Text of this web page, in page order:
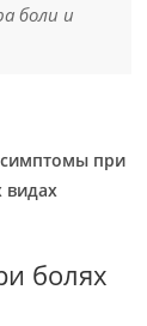
боли и
при
видах
болях